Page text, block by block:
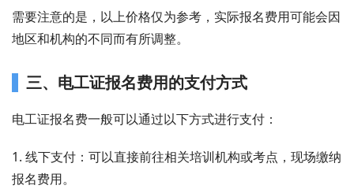
需要注意的是，以上价格仅为参考，实际报名费用可能会因
地区和机构的不同而有所调整。
三、电工证报名费用的支付方式
电工证报名费一般可以通过以下方式进行支付：
1. 线下支付：可以直接前往相关培训机构或考点，现场缴纳
报名费用。